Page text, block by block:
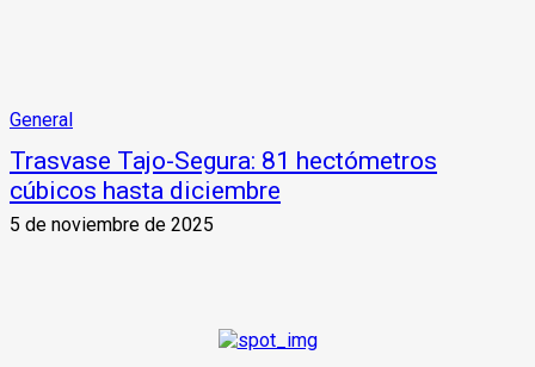
General
Trasvase Tajo-Segura: 81 hectómetros
cúbicos hasta diciembre
5 de noviembre de 2025